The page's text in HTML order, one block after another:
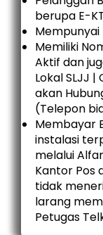
berupa E-
Mempunyai
Memiliki
Aktif dan
Lokal SLJJ
akan
(Telepon
Membayar
instalasi
melalui
Kantor Pos
tidak
larang
Petugas